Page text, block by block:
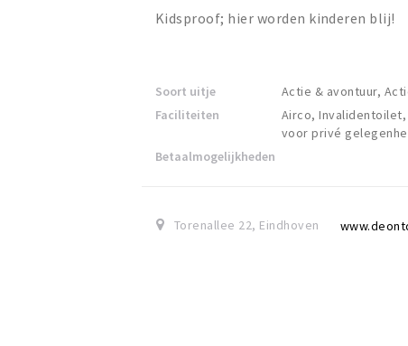
Kidsproof; hier worden kinderen blij!
Soort uitje
Actie & avontuur,
Faciliteiten
Airco,
voor privé
Betaalmogelijkheden
Torenallee 22, Eindhoven